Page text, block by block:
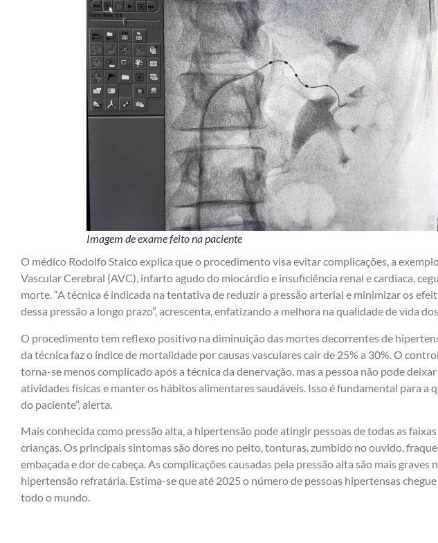
Imagem de exame feito na paciente
O médico Rodolfo Staico explica que o procedimento visa evitar complicações, a
Vascular Cerebral (AVC), infarto agudo do miocárdio e insuficiência renal e cardíaca,
morte. “A técnica é indicada na tentativa de reduzir a pressão arterial e minimizar os
dessa pressão a longo prazo”, acrescenta, enfatizando a melhora na qualidade de vida
O procedimento tem reflexo positivo na diminuição das mortes decorrentes de
da técnica faz o índice de mortalidade por causas vasculares cair de 25% a 30%. O
torna-se menos complicado após a técnica da denervação, mas a pessoa não pode
atividades físicas e manter os hábitos alimentares saudáveis. Isso é fundamental para a
do paciente”, alerta.
Mais conhecida como pressão alta, a hipertensão pode atingir pessoas de todas as
crianças. Os principais sintomas são dores no peito, tonturas, zumbido no ouvido,
embaçada e dor de cabeça. As complicações causadas pela pressão alta são mais graves
hipertensão refratária. Estima-se que até 2025 o número de pessoas hipertensas
todo o mundo.